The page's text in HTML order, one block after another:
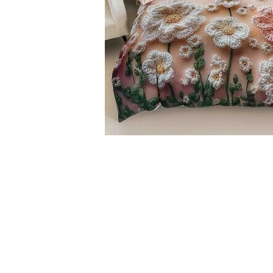
Lenjerii De Pat Creponate
Lenjerii De Pat Bumbac Poplin 2
Lenjerii De Pat Bumbac Poplin,
Lenjerii De Pat Bumbac Satinat 2